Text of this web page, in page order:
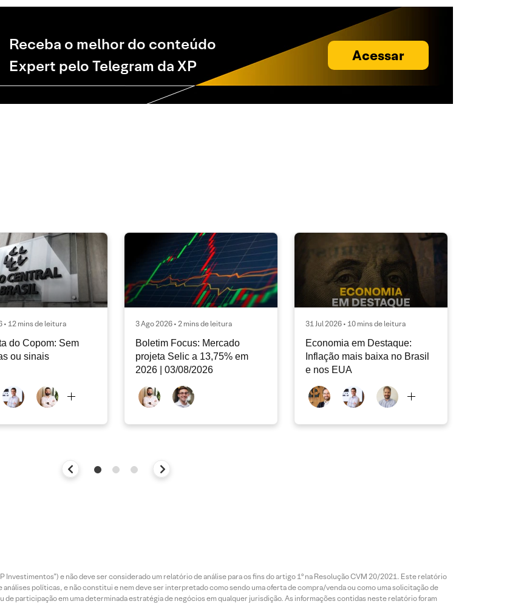
Receba o melhor do conteúdo
Expert pelo Telegram da XP
Acessar
• 12 mins de leitura
do Copom: Sem
ou sinais
3 Ago 2026 • 2 mins de leitura
Boletim Focus: Mercado
projeta Selic a 13,75% em
2026 | 03/08/2026
31 Jul 2026 • 10 mins de leitura
Economia em Destaque:
Inflação mais baixa no Brasil
e nos EUA
e não deve ser considerado um relatório de análise para os fins do artigo 1º na Resolução CVM 20/2021. Este relatório
políticas, e não constitui e nem deve ser interpretado como sendo uma oferta de compra/venda ou como uma solicitação de
participação em uma determinada estratégia de negócios em qualquer jurisdição. As informações contidas neste relatório foram